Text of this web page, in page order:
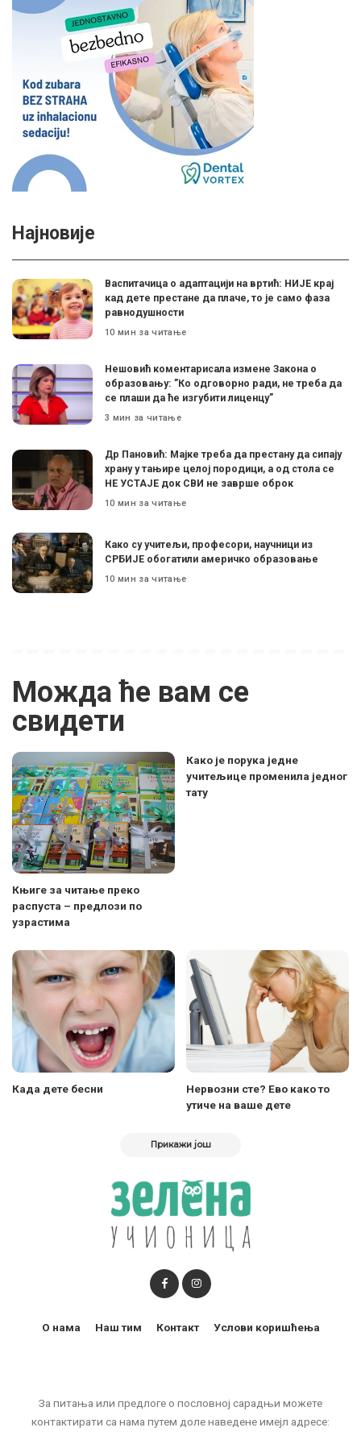
Најновије
Васпитачица о адаптацији на вртић: НИЈЕ крај
кад дете престане да плаче, то је само фаза
равнодушности
10 мин за читање
Нешовић коментарисала измене Закона о
образовању: ”Ко одговорно ради, не треба да
се плаши да ће изгубити лиценцу”
3 мин за читање
Др Пановић: Мајке треба да престану да сипају
храну у тањире целој породици, а од стола се
НЕ УСТАЈЕ док СВИ не заврше оброк
10 мин за читање
Како су учитељи, професори, научници из
СРБИЈЕ обогатили америчко образовање
10 мин за читање
Можда ће вам се
свидети
Књиге за читање преко
распуста – предлози по
узрастима
Како је порука једне
учитељице променила једног
тату
Када дете бесни
Нервозни сте? Ево како то
утиче на ваше дете
Прикажи још
За питања или предлоге о пословној сарадњи можете
контактирати са нама путем доле наведене имејл адресе:
О нама Наш тим Контакт Услови коришћења